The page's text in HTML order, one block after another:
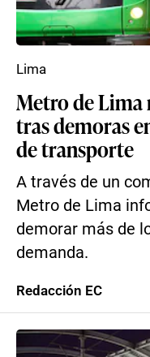
Metro de Lima
tras demoras
de transporte
A través de un
Metro de Lima
demorar más de
demanda.
Lima
Redacción EC